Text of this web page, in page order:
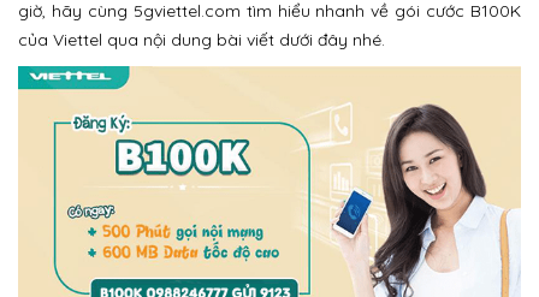
giờ, hãy cùng 5gviettel.com tìm hiểu nhanh về gói cước B100K
của Viettel qua nội dung bài viết dưới đây nhé.